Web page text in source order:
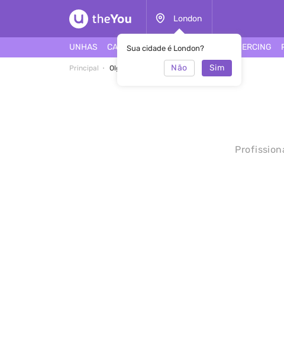
London
Sua cidade é London?
Não Sim
UNHAS CABELO ROSTO TATUAGEM PIERCING
Principal Olga Grickevich